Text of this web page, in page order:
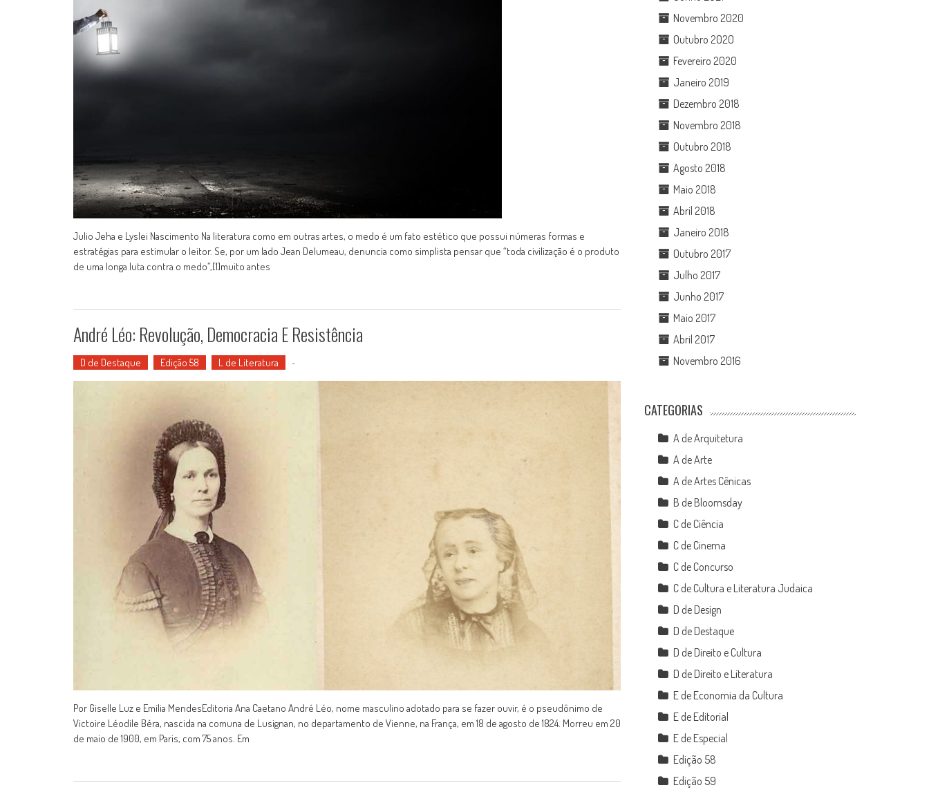
Julio Jeha e Lyslei Nascimento Na literatura como em outras artes, o medo é um fato estético que possui númeras formas e
estratégias para estimular o leitor. Se, por um lado Jean Delumeau, denuncia como simplista pensar que “toda civilização é o produto
de uma longa luta contra o medo”,[1]muito antes
André Léo: Revolução, Democracia E Resistência
D de Destaque Edição 58 L de Literatura -
Por Giselle Luz e Emília MendesEditoria Ana Caetano André Léo, nome masculino adotado para se fazer ouvir, é o pseudônimo de
Victoire Léodile Béra, nascida na comuna de Lusignan, no departamento de Vienne, na França, em 18 de agosto de 1824. Morreu em 20
de maio de 1900, em Paris, com 75 anos. Em
Novembro 2020
Outubro 2020
Fevereiro 2020
Janeiro 2019
Dezembro 2018
Novembro 2018
Outubro 2018
Agosto 2018
Maio 2018
Abril 2018
Janeiro 2018
Outubro 2017
Julho 2017
Junho 2017
Maio 2017
Abril 2017
Novembro 2016
CATEGORIAS
A de Arquitetura
A de Arte
A de Artes Cênicas
B de Bloomsday
C de Ciência
C de Cinema
C de Concurso
C de Cultura e Literatura Judaica
D de Design
D de Destaque
D de Direito e Cultura
D de Direito e Literatura
E de Economia da Cultura
E de Editorial
E de Especial
Edição 58
Edição 59